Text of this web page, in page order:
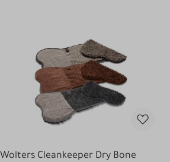
Wolters Cleankeeper Dry Bone